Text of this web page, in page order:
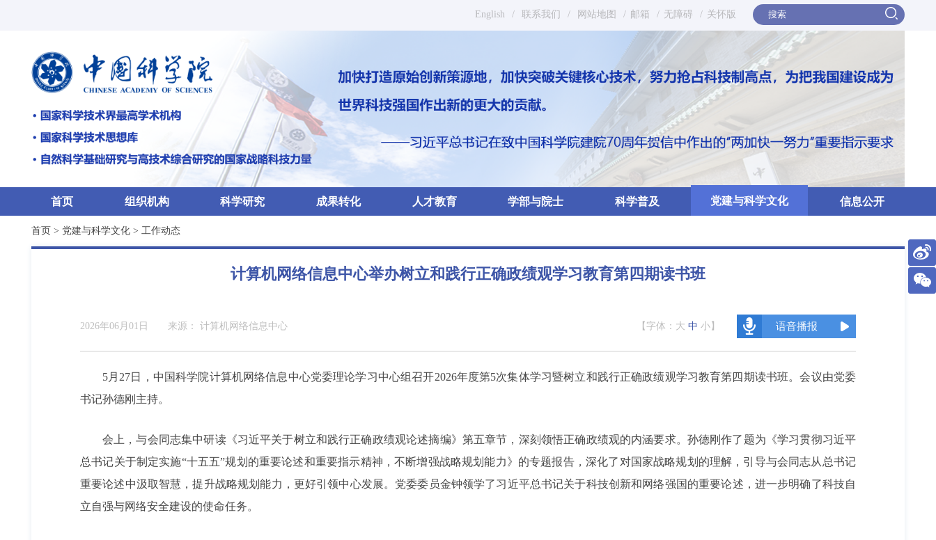
English / 联系我们 / 网站地图 / 邮箱 / 无障碍 / 关怀版
首页 组织机构 科学研究 成果转化 人才教育 学部与院士 科学普及 党建与科学文化 信息公开
首页 > 党建与科学文化 > 工作动态
计算机网络信息中心举办树立和践行正确政绩观学习教育第四期读书班
2026年06月01日 来源： 计算机网络信息中心 【字体： 大 中 小 】 语音播报
5月27日，中国科学院计算机网络信息中心党委理论学习中心组召开2026年度第5次集体学习暨树立和践行正确政绩观学习教育第四期读书班。会议由党委
书记孙德刚主持。
会上，与会同志集中研读《习近平关于树立和践行正确政绩观论述摘编》第五章节，深刻领悟正确政绩观的内涵要求。孙德刚作了题为《学习贯彻习近平
总书记关于制定实施“十五五”规划的重要论述和重要指示精神，不断增强战略规划能力》的专题报告，深化了对国家战略规划的理解，引导与会同志从总书记
重要论述中汲取智慧，提升战略规划能力，更好引领中心发展。党委委员金钟领学了习近平总书记关于科技创新和网络强国的重要论述，进一步明确了科技自
立自强与网络安全建设的使命任务。